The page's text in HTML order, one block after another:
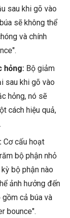
sau khi gõ vào
sẽ không thể
và chính
hỏng: Bộ giảm
sau khi gõ vào
hỏng, nó sẽ
cách hiệu quả,
Cơ cấu hoạt
bộ phận nhỏ
bộ phận nào
ảnh hưởng đến
cả búa và
bounce".